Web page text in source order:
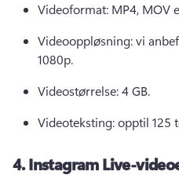
Videoformat: MP4, MOV
Videooppløsning: vi
1080p.
Videostørrelse: 4 GB.
Videoteksting: opptil 125
4.Instagram Live-